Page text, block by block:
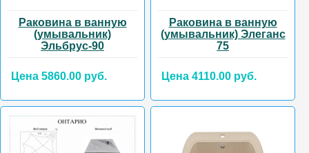
Раковина в ванную
(умывальник)
Эльбрус-90
Цена 5860.00 руб.
Раковина в ванную
(умывальник) Элеганс
75
Цена 4110.00 руб.